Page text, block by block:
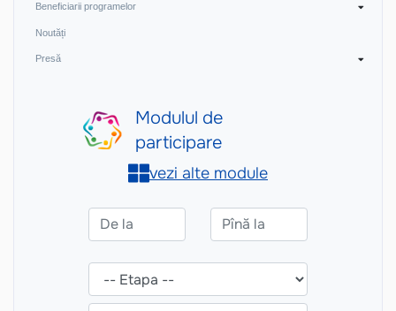
Beneficiarii programelor
Noutăți
Presă